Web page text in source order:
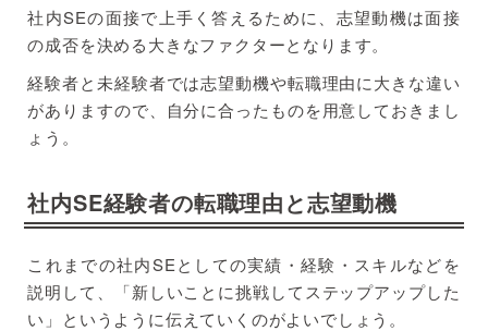
社内SEの面接で上手く答えるために、志望動機は面接
の成否を決める大きなファクターとなります。
経験者と未経験者では志望動機や転職理由に大きな違い
がありますので、自分に合ったものを用意しておきまし
ょう。
社内SE経験者の転職理由と志望動機
これまでの社内SEとしての実績・経験・スキルなどを
説明して、「新しいことに挑戦してステップアップした
い」というように伝えていくのがよいでしょう。